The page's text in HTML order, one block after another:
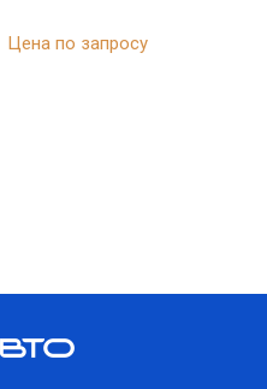
Цена по запросу